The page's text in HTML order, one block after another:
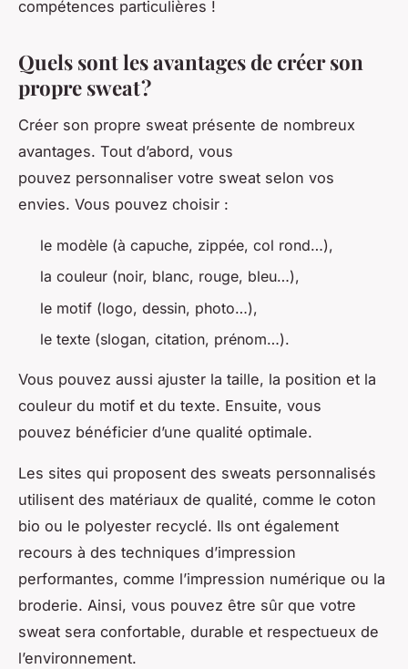
compétences particulières !
Quels sont les avantages de créer son
propre sweat ?
Créer son propre sweat présente de nombreux
avantages. Tout d’abord, vous
pouvez personnaliser votre sweat selon vos
envies. Vous pouvez choisir :
le modèle (à capuche, zippée, col rond…),
la couleur (noir, blanc, rouge, bleu…),
le motif (logo, dessin, photo…),
le texte (slogan, citation, prénom…).
Vous pouvez aussi ajuster la taille, la position et la
couleur du motif et du texte. Ensuite, vous
pouvez bénéficier d’une qualité optimale.
Les sites qui proposent des sweats personnalisés
utilisent des matériaux de qualité, comme le coton
bio ou le polyester recyclé. Ils ont également
recours à des techniques d’impression
performantes, comme l’impression numérique ou la
broderie. Ainsi, vous pouvez être sûr que votre
sweat sera confortable, durable et respectueux de
l’environnement.